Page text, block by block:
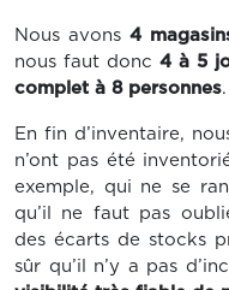
Nous avons 4
nous faut donc 4 à 5
complet à 8 personnes.
En fin d’inventaire,
n’ont pas été
exemple, qui ne se
qu’il ne faut pas
des écarts de stocks
sûr qu’il n’y a pas